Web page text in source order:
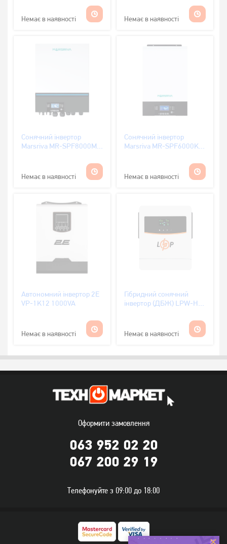
Немає в наявності Немає в наявності
Сонячний інвертор
Marsriva MR-SPF8000M
Немає в наявності
Сонячний інвертор
Marsriva MR-SPF6000K -
Немає в наявності
Автономний інвертор 2E
VP-1K12 1000VA
Немає в наявності
Гібридний сонячний
інвертор (ДБЖ) LPW-HY-
MPPT 20-150V OFF GRID
Немає в наявності
Оформити замовлення
063 952 02 20
067 200 29 19
Телефонуйте з 09:00 до 18:00